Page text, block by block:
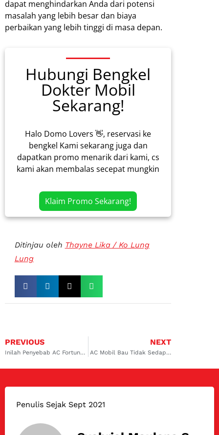
dapat menghindarkan Anda dari potensi
masalah yang lebih besar dan biaya
perbaikan yang lebih tinggi di masa depan.
Hubungi Bengkel
Dokter Mobil
Sekarang!
Halo Domo Lovers 👋, reservasi ke
bengkel Kami sekarang juga dan
dapatkan promo menarik dari kami, cs
kami akan membalas secepat mungkin
Klaim Promo Sekarang!
Ditinjau oleh Thayne Lika / Ko Lung
Lung
PREVIOUS
Inilah Penyebab AC Fortuner Tiba-tiba Panas dan Solusinya
NEXT
AC Mobil Bau Tidak Sedap, Ini Penyebab & Solusinya
Penulis Sejak Sept 2021